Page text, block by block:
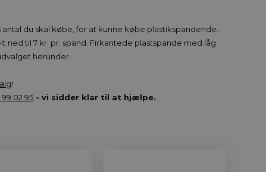
du skal købe, for at kunne købe plastikspandende.
til 7 kr. pr. spand. Firkantede plastspande med låg
herunder.
!
99 02 95 - vi sidder klar til at hjælpe.